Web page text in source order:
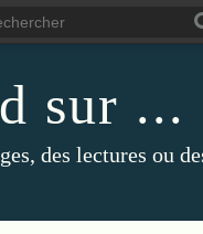
sur ...
des lectures ou